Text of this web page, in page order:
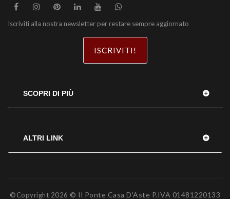
Iscriviti alla nostra newsletter per restare sempre aggiornato
ISCRIVITI!
SCOPRI DI PIÙ
ALTRI LINK
©Copyright 2026 © Il Ponte Casa D'Aste P.IVA 01481220133